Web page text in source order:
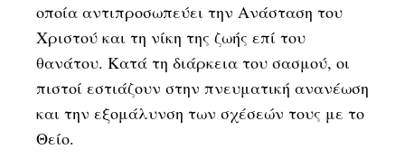
οποία αντιπροσωπεύει την Ανάσταση του
Χριστού και τη νίκη της ζωής επί του
θανάτου. Κατά τη διάρκεια του σασμού, οι
πιστοί εστιάζουν στην πνευματική ανανέωση
και την εξομάλυνση των σχέσεών τους με το
Θείο.